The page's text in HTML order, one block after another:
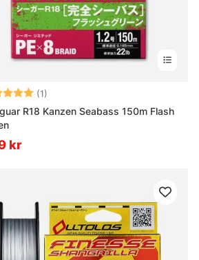
(1)
R18 Kanzen Seabass 150m Flash
kr